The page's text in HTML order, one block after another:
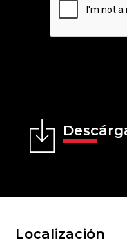
Localización